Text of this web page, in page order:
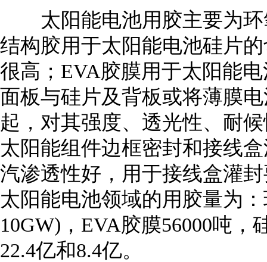
太阳能电池用胶主要为环
结构胶用于太阳能电池硅片
很高；EVA胶膜用于太阳能
面板与硅片及背板或将薄膜
起，对其强度、透光性、耐
太阳能组件边框密封和接线
汽渗透性好，用于接线盒灌
太阳能电池领域的用胶量为
10GW)，EVA胶膜56000吨，
22.4亿和8.4亿。